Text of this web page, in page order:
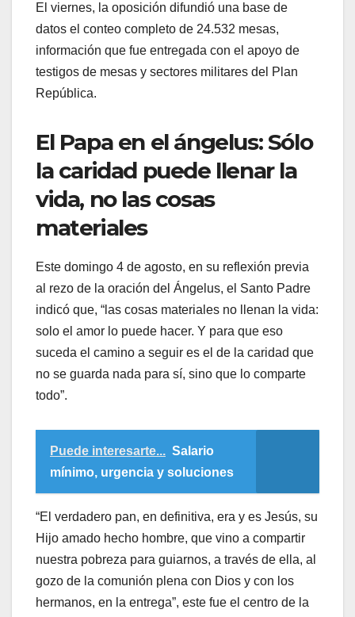
El viernes, la oposición difundió una base de
datos el conteo completo de 24.532 mesas,
información que fue entregada con el apoyo de
testigos de mesas y sectores militares del Plan
República.
El Papa en el ángelus: Sólo
la caridad puede llenar la
vida, no las cosas
materiales
Este domingo 4 de agosto, en su reflexión previa
al rezo de la oración del Ángelus, el Santo Padre
indicó que, “las cosas materiales no llenan la vida:
solo el amor lo puede hacer. Y para que eso
suceda el camino a seguir es el de la caridad que
no se guarda nada para sí, sino que lo comparte
todo”.
Puede interesarte... Salario
mínimo, urgencia y soluciones
“El verdadero pan, en definitiva, era y es Jesús, su
Hijo amado hecho hombre, que vino a compartir
nuestra pobreza para guiarnos, a través de ella, al
gozo de la comunión plena con Dios y con los
hermanos, en la entrega”, este fue el centro de la